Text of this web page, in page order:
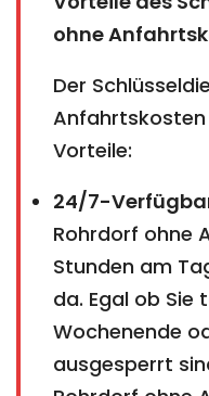
ohne
Der
Vorteile:
24/7-
Rohrdorf ohne
Stunden am
da. Egal ob Sie
Wochenende
ausgesperrt